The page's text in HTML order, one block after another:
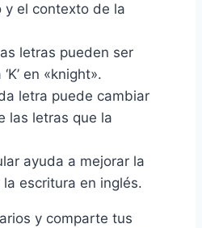
y el contexto de la
letras pueden ser
en «knight».
letra puede cambiar
las letras que la
ayuda a mejorar la
escritura en inglés.
y comparte tus